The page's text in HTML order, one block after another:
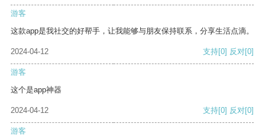
游客
这款app是我社交的好帮手，让我能够与朋友保持联系，分享生活点滴。
2024-04-12 支持[0] 反对[0]
游客
这个是app神器
2024-04-12 支持[0] 反对[0]
游客